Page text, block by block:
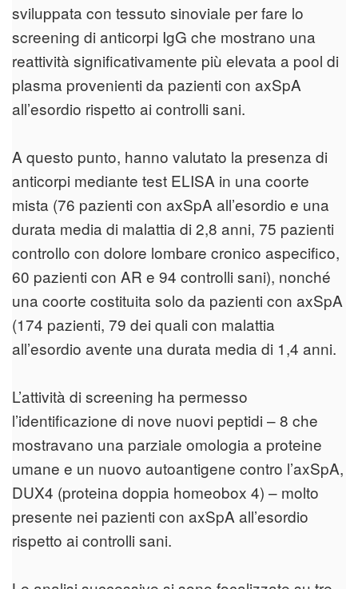
sviluppata con tessuto sinoviale per fare lo
screening di anticorpi IgG che mostrano una
reattività significativamente più elevata a pool di
plasma provenienti da pazienti con axSpA
all’esordio rispetto ai controlli sani.
A questo punto, hanno valutato la presenza di
anticorpi mediante test ELISA in una coorte
mista (76 pazienti con axSpA all’esordio e una
durata media di malattia di 2,8 anni, 75 pazienti
controllo con dolore lombare cronico aspecifico,
60 pazienti con AR e 94 controlli sani), nonché
una coorte costituita solo da pazienti con axSpA
(174 pazienti, 79 dei quali con malattia
all’esordio avente una durata media di 1,4 anni.
L’attività di screening ha permesso
l’identificazione di nove nuovi peptidi – 8 che
mostravano una parziale omologia a proteine
umane e un nuovo autoantigene contro l’axSpA,
DUX4 (proteina doppia homeobox 4) – molto
presente nei pazienti con axSpA all’esordio
rispetto ai controlli sani.